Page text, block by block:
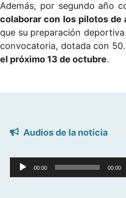
Además, por segundo año
colaborar con los pilotos de
que su preparación
convocatoria, dotada con
el próximo 13 de octubre.
Audios de la noticia
Reproductor
de
00:00 00:00